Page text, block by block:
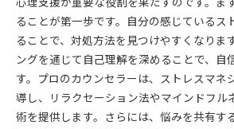
ることが第一歩です。自分の感じているス
ることで、対処方法を見つけやすくなりま
ングを通じて自己理解を深めることで、自
す。プロのカウンセラーは、ストレスマネ
導し、リラクセーション法やマインドフル
術を提供します。さらには、悩みを共有す